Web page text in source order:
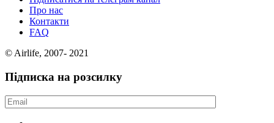
Про нас
Контакти
FAQ
© Airlife, 2007- 2021
Підписка на розсилку